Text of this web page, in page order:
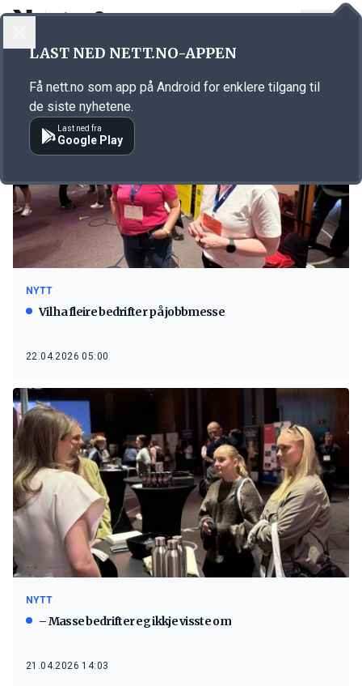
Emne: Bli med hit
NYTT
Vil ha fleire bedrifter på jobbmesse
22.04.2026 05:00
NYTT
– Masse bedrifter eg ikkje visste om
21.04.2026 14:03
LAST NED NETT.NO-APPEN
Få nett.no som app på Android for enklere tilgang til
de siste nyhetene.
Last ned fra
Google Play